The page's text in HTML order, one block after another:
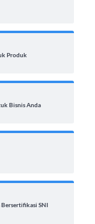
Produk
Bisnis Anda
Bersertifikasi SNI